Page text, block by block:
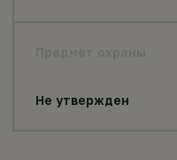
Не утвержден